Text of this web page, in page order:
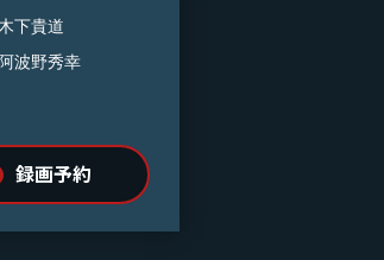
下貴道
波野秀幸
録画予約